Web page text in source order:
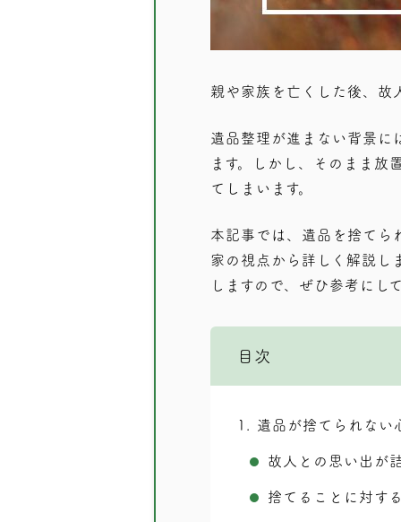
親や家族を亡くした後、故
遺品整理が進まない背景に
ます。しかし、そのまま放
てしまいます。
本記事では、遺品を捨てら
家の視点から詳しく解説し
しますので、ぜひ参考にし
目次
1 遺品が捨てられない
故人との思い出が
捨てることに対す